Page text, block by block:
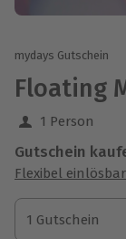
mydays Gutschein
Floating
1 Person
Gutschein
Flexibel einlösbar
1 Gutschein
1 Gutschein
1 Gutschein